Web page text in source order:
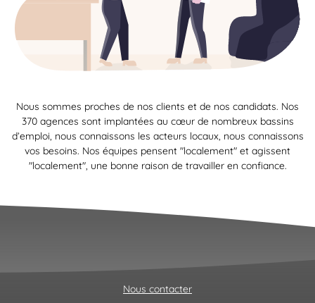
Nous sommes proches de nos clients et de nos candidats. Nos
370 agences sont implantées au cœur de nombreux bassins
d’emploi, nous connaissons les acteurs locaux, nous connaissons
vos besoins. Nos équipes pensent "localement" et agissent
"localement", une bonne raison de travailler en confiance.
Nous contacter